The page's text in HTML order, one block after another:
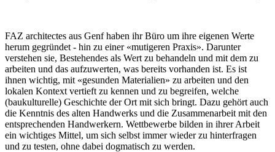
FAZ architectes aus Genf haben ihr Büro um ihre eigenen Werte
herum gegründet - hin zu einer «mutigeren Praxis». Darunter
verstehen sie, Bestehendes als Wert zu behandeln und mit dem zu
arbeiten und das aufzuwerten, was bereits vorhanden ist. Es ist
ihnen wichtig, mit «gesunden Materialien» zu arbeiten und den
lokalen Kontext vertieft zu kennen und zu begreifen, welche
(baukulturelle) Geschichte der Ort mit sich bringt. Dazu gehört auch
die Kenntnis des alten Handwerks und die Zusammenarbeit mit den
entsprechenden Handwerkern. Wettbewerbe bilden in ihrer Arbeit
ein wichtiges Mittel, um sich selbst immer wieder zu hinterfragen
und zu testen, ohne dabei dogmatisch zu werden.